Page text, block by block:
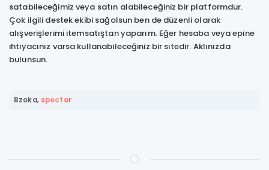
satabileceğimiz veya satın alabileceğiniz bir platformdur.
Çok ilgili destek ekibi sağolsun ben de düzenli olarak
alışverişlerimi itemsatıştan yaparım. Eğer hesaba veya epine
ihtiyacınız varsa kullanabileceğiniz bir sitedir. Aklınızda
bulunsun.
Bzoka, spector